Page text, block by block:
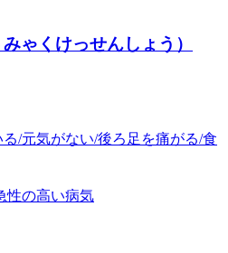
ゃくけっせんしょう）
る/元気がない/後ろ足を痛がる/食
性の高い病気